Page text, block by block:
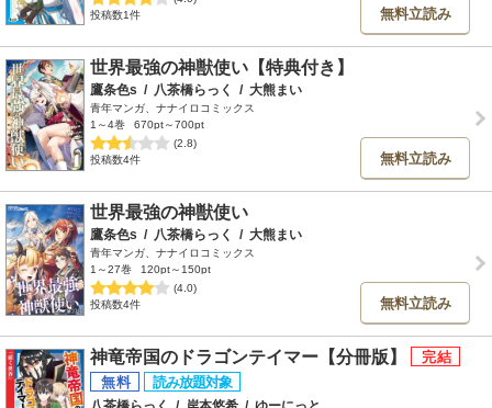
投稿数1件
無料立読み
世界最強の神獣使い【特典付き】
鷹条色s / 八茶橋らっく / 大熊まい
青年マンガ、ナナイロコミックス
1～4巻
670pt～700pt
(2.8)
投稿数4件
無料立読み
世界最強の神獣使い
鷹条色s / 八茶橋らっく / 大熊まい
青年マンガ、ナナイロコミックス
1～27巻
120pt～150pt
(4.0)
投稿数4件
無料立読み
神竜帝国のドラゴンテイマー【分冊版】